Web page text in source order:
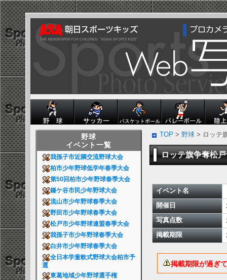
野球
イベント一覧
我孫子市近隣交流野球大会
柏市少年野球低学年春季大会
第50回柏市少年野球春季大会
鎌ケ谷市民少年野球大会
流山市少年野球春季大会
野田市少年野球春季大会
松戸市少年野球連盟春季大会
我孫子市少年野球春季大会
白井市少年野球春季大会
全日本学童軟式野球大会柏市予
選
東葛地域少年野球選手権
TOP > 野球> ロッテ
ロッテ旗争奪松
イベント名
開催日
写真点数
掲載期限
掲載期限が過ぎ